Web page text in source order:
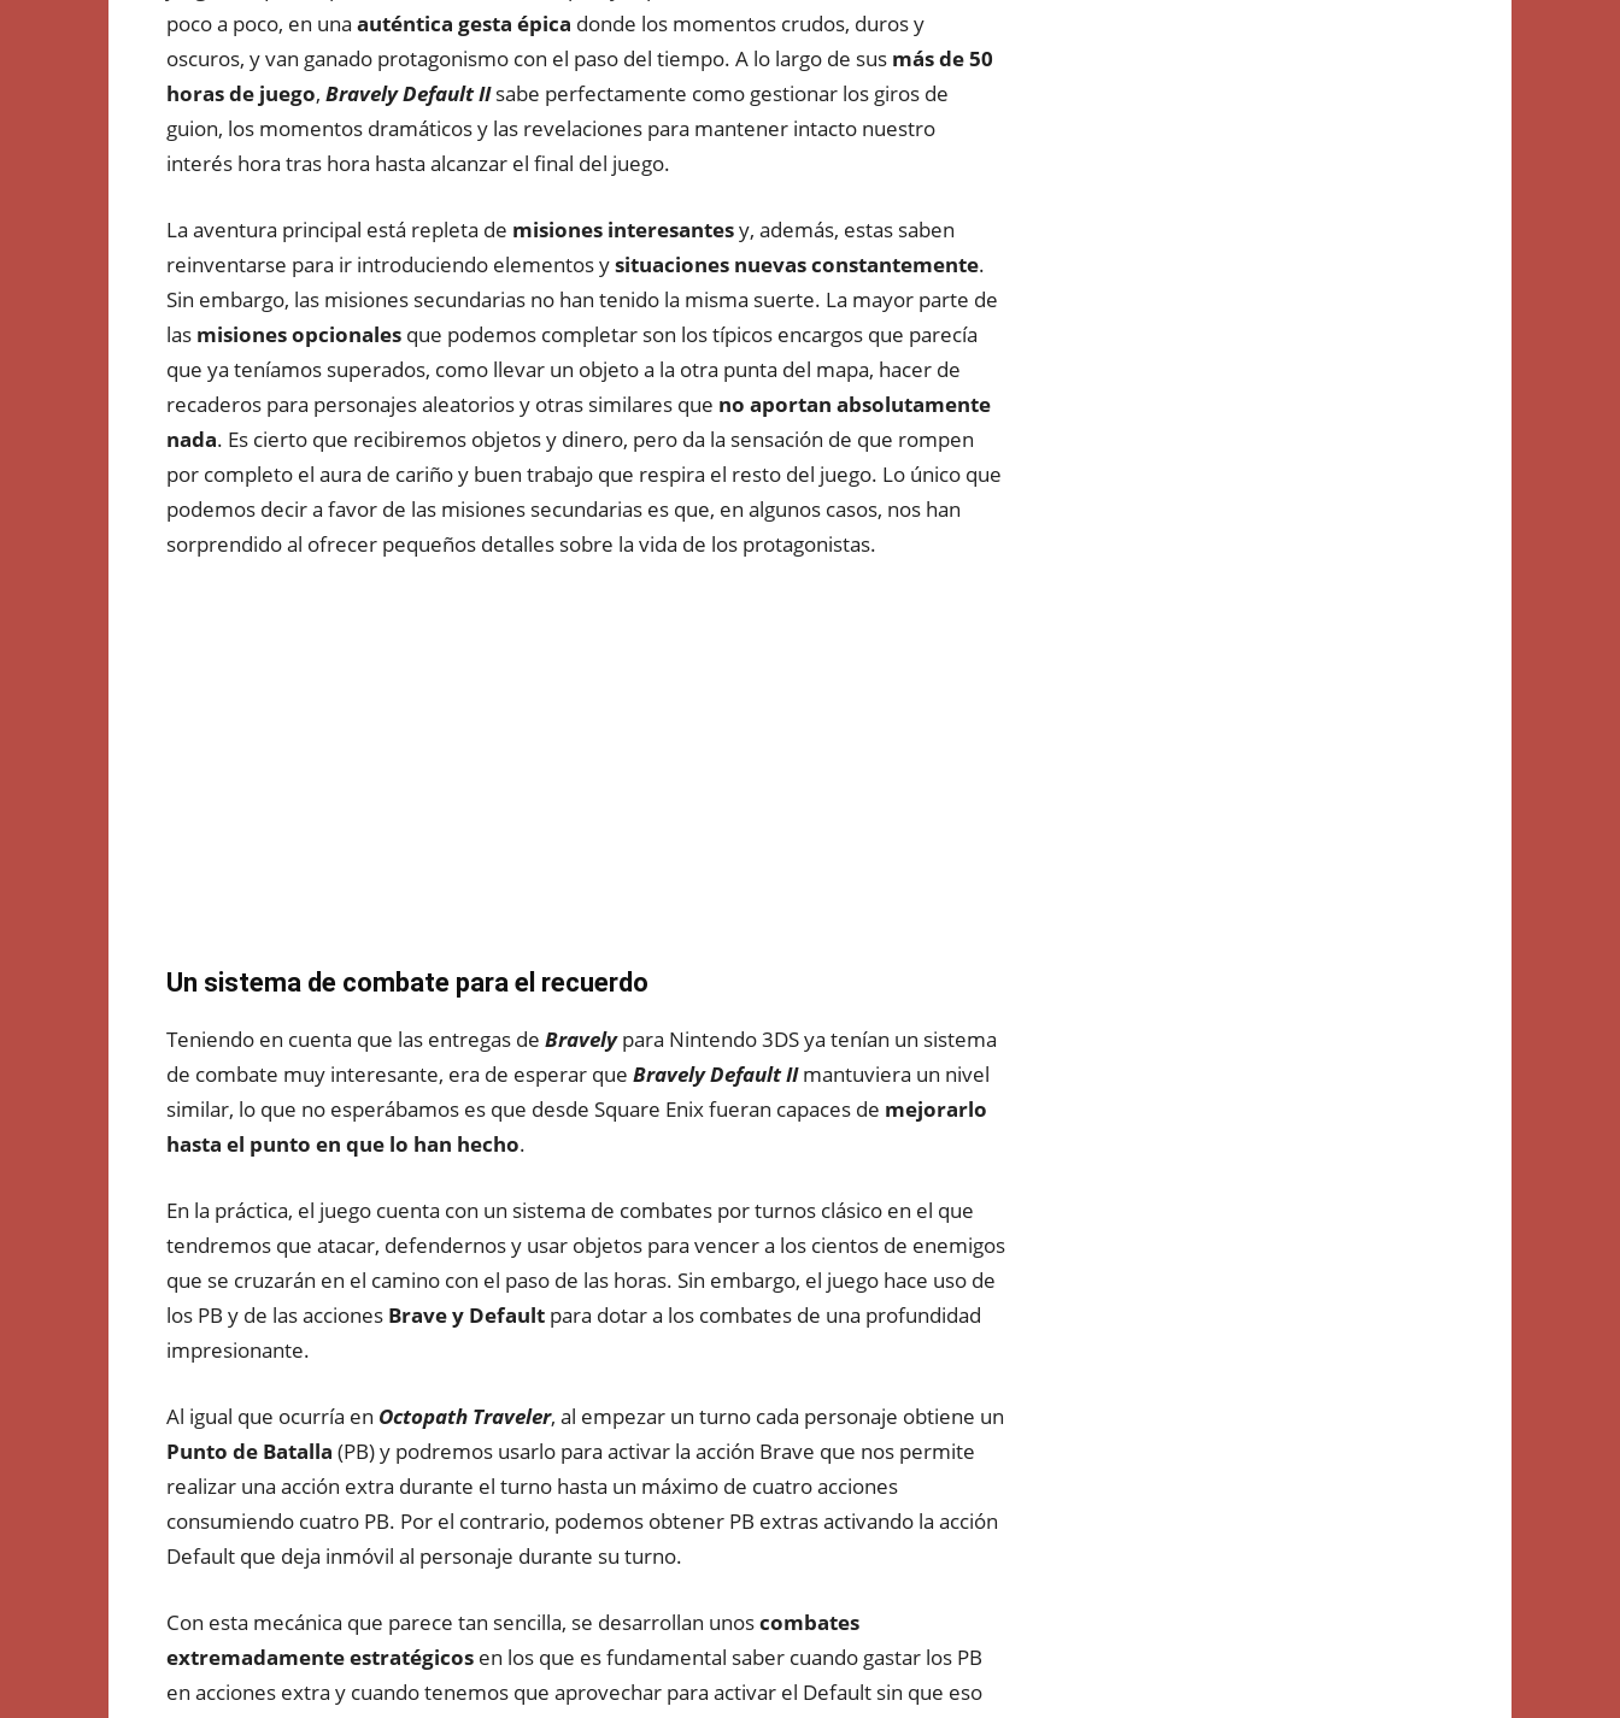
poco a poco, en una auténtica gesta épica donde los momentos crudos, duros y
oscuros, y van ganado protagonismo con el paso del tiempo. A lo largo de sus más de 50
horas de juego, Bravely Default IIsabe perfectamente como gestionar los giros de
guion, los momentos dramáticos y las revelaciones para mantener intacto nuestro
interés hora tras hora hasta alcanzar el final del juego.
La aventura principal está repleta de misiones interesantesy, además, estas saben
reinventarse para ir introduciendo elementos ysituaciones nuevas constantemente.
Sin embargo, las misiones secundarias no han tenido la misma suerte. La mayor parte de
las misiones opcionales que podemos completar son los típicos encargos que parecía
que ya teníamos superados, como llevar un objeto a la otra punta del mapa, hacer de
recaderos para personajes aleatorios y otras similares que no aportan absolutamente
nada. Es cierto que recibiremos objetos y dinero, pero da la sensación de que rompen
por completo el aura de cariño y buen trabajo que respira el resto del juego. Lo único que
podemos decir a favor de las misiones secundarias es que, en algunos casos, nos han
sorprendido al ofrecer pequeños detalles sobre la vida de los protagonistas.
Un sistema de combate para el recuerdo
Teniendo en cuenta que las entregas de Bravely para Nintendo 3DS ya tenían un sistema
de combate muy interesante, era de esperar que Bravely Default IImantuviera un nivel
similar, lo que no esperábamos es que desde Square Enix fueran capaces de mejorarlo
hasta el punto en que lo han hecho.
En la práctica, el juego cuenta con un sistema de combates por turnos clásico en el que
tendremos que atacar, defendernos y usar objetos para vencer a los cientos de enemigos
que se cruzarán en el camino con el paso de las horas. Sin embargo, el juego hace uso de
los PB y de las acciones Brave y Default para dotar a los combates de una profundidad
impresionante.
Al igual que ocurría en Octopath Traveler, al empezar un turno cada personaje obtiene un
Punto de Batalla (PB) y podremos usarlo para activar la acción Brave que nos permite
realizar una acción extra durante el turno hasta un máximo de cuatro acciones
consumiendo cuatro PB. Por el contrario, podemos obtener PB extras activando la acción
Default que deja inmóvil al personaje durante su turno.
Con esta mecánica que parece tan sencilla, se desarrollan unoscombates
extremadamente estratégicos en los que es fundamental saber cuando gastar los PB
en acciones extra y cuando tenemos que aprovechar para activar el Default sin que eso